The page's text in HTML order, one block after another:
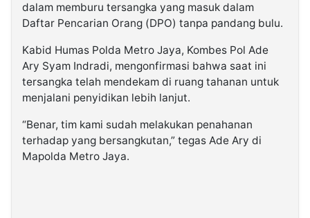
dalam memburu tersangka yang masuk dalam
Daftar Pencarian Orang (DPO) tanpa pandang bulu.
Kabid Humas Polda Metro Jaya, Kombes Pol Ade
Ary Syam Indradi, mengonfirmasi bahwa saat ini
tersangka telah mendekam di ruang tahanan untuk
menjalani penyidikan lebih lanjut.
“Benar, tim kami sudah melakukan penahanan
terhadap yang bersangkutan,” tegas Ade Ary di
Mapolda Metro Jaya.